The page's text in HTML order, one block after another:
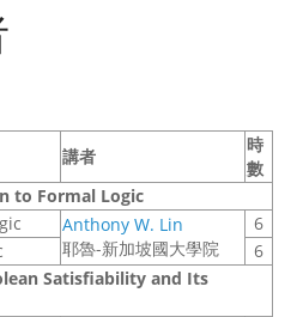
講者
時
數
to Formal Logic
Anthony W. Lin
耶魯-新加坡國大學院
6
6
Satisfiability and Its